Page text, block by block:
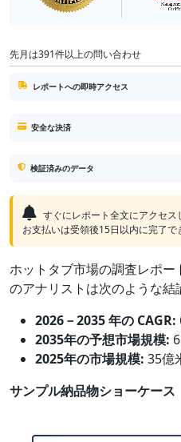
先月は391件以上の問い合わせ
レポートへの即時アクセス
安全な決済
検証済みのデータ
すぐにレポート全文にアクセス
お支払いは受領後15日以内に完了で
ホットタブ市場の調査レポ
のアナリストは次のような結
2026－2035 年の CAGR:
2035年の予想市場規模:
2025年の市場規模: 35億
サンプル納品物ショーケース